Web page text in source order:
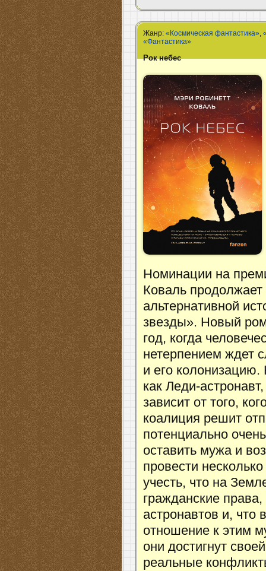
Жанр:«Космическая фантастика»,
«Фантастика»
Рок небес
Номинации на
Коваль
альтернативной
звезды». Новый
год, когда
нетерпением ждет
и его
как Леди-
зависит от того,
коалиция решит
потенциально
оставить мужа и
провести
учесть, что на
гражданские
астронавтов и, что
отношение к этим
они достигнут
реальные